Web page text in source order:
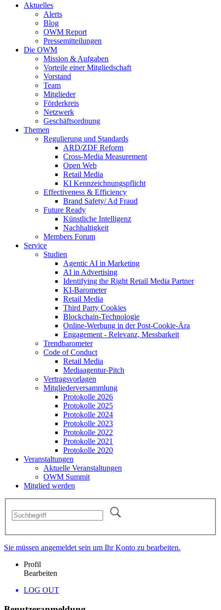
Aktuelles
Alerts
Blog
OWM Report
Pressemitteilungen
Die OWM
Mission & Aufgaben
Vorteile einer Mitgliedschaft
Vorstand
Team
Mitglieder
Förderkreis
Netzwerk
Geschäftsordnung
Themen
Regulierung und Standards
ARD/ZDF Reform
Cross-Media Measurement
Open Web
Retail Media
KI Kennzeichnungspflicht
Effectiveness & Efficiency
Brand Safety/ Ad Fraud
Future Ready
Künstliche Intelligenz
Nachhaltigkeit
Members Forum
Service
Studien
Agentic AI in Marketing
AI in Advertising
Identifying the Right Retail Media Partner
KI-Barometer
Retail Media
Third Party Cookies
Blockchain-Technologie
Online-Werbung in der Post-Cookie-Ära
Engagement - Relevanz, Messbarkeit
Trendbarometer
Code of Conduct
Retail Media
Mediaagentur-Pitch
Vertragsvorlagen
Mitgliederversammlung
Protokolle 2026
Protokolle 2025
Protokolle 2024
Protokolle 2023
Protokolle 2022
Protokolle 2021
Protokolle 2020
Veranstaltungen
Aktuelle Veranstaltungen
OWM Summit
Mitglied werden
Sie müssen angemeldet sein um Ihr Konto zu bearbeiten.
Profil
Bearbeiten
LOG OUT